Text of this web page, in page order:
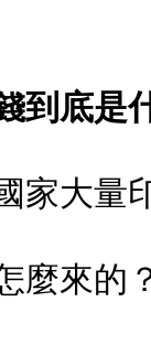
到底是
家大量
麼來的